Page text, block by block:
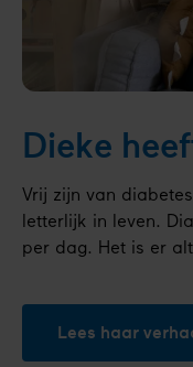
Dieke
Vrij zijn van
letterlijk in leven.
per dag. Het is er
Lees haar